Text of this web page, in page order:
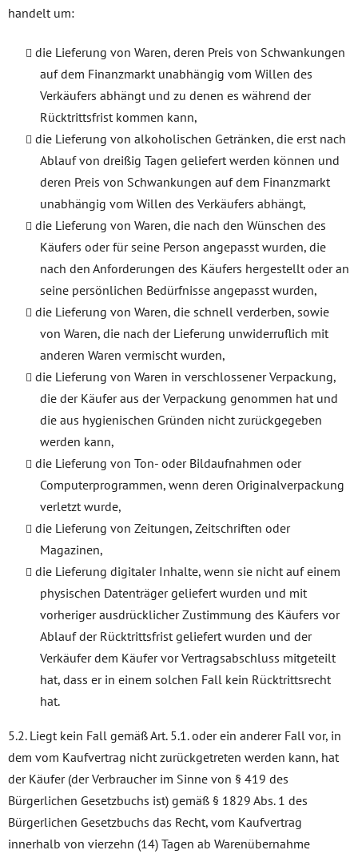
handelt um:
die Lieferung von Waren, deren Preis von Schwankungen
auf dem Finanzmarkt unabhängig vom Willen des
Verkäufers abhängt und zu denen es während der
Rücktrittsfrist kommen kann,
die Lieferung von alkoholischen Getränken, die erst nach
Ablauf von dreißig Tagen geliefert werden können und
deren Preis von Schwankungen auf dem Finanzmarkt
unabhängig vom Willen des Verkäufers abhängt,
die Lieferung von Waren, die nach den Wünschen des
Käufers oder für seine Person angepasst wurden, die
nach den Anforderungen des Käufers hergestellt oder an
seine persönlichen Bedürfnisse angepasst wurden,
die Lieferung von Waren, die schnell verderben, sowie
von Waren, die nach der Lieferung unwiderruflich mit
anderen Waren vermischt wurden,
die Lieferung von Waren in verschlossener Verpackung,
die der Käufer aus der Verpackung genommen hat und
die aus hygienischen Gründen nicht zurückgegeben
werden kann,
die Lieferung von Ton- oder Bildaufnahmen oder
Computerprogrammen, wenn deren Originalverpackung
verletzt wurde,
die Lieferung von Zeitungen, Zeitschriften oder
Magazinen,
die Lieferung digitaler Inhalte, wenn sie nicht auf einem
physischen Datenträger geliefert wurden und mit
vorheriger ausdrücklicher Zustimmung des Käufers vor
Ablauf der Rücktrittsfrist geliefert wurden und der
Verkäufer dem Käufer vor Vertragsabschluss mitgeteilt
hat, dass er in einem solchen Fall kein Rücktrittsrecht
hat.
5.2. Liegt kein Fall gemäß Art. 5.1. oder ein anderer Fall vor, in
dem vom Kaufvertrag nicht zurückgetreten werden kann, hat
der Käufer (der Verbraucher im Sinne von § 419 des
Bürgerlichen Gesetzbuchs ist) gemäß § 1829 Abs. 1 des
Bürgerlichen Gesetzbuchs das Recht, vom Kaufvertrag
innerhalb von vierzehn (14) Tagen ab Warenübernahme